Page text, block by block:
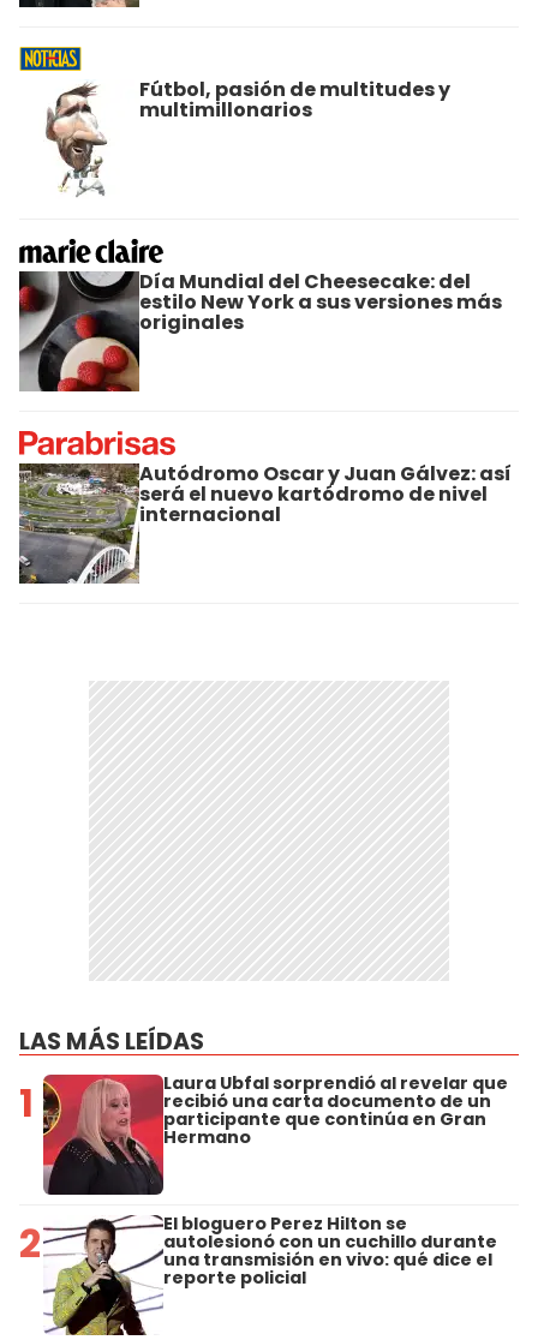
Fútbol, pasión de multitudes y
multimillonarios
Día Mundial del Cheesecake: del
estilo New York a sus versiones más
originales
Autódromo Oscar y Juan Gálvez: así
será el nuevo kartódromo de nivel
internacional
LAS MÁS LEÍDAS
1 Laura Ubfal sorprendió al revelar que
recibió una carta documento de un
participante que continúa en Gran
Hermano
2 El bloguero Perez Hilton se
autolesionó con un cuchillo durante
una transmisión en vivo: qué dice el
reporte policial